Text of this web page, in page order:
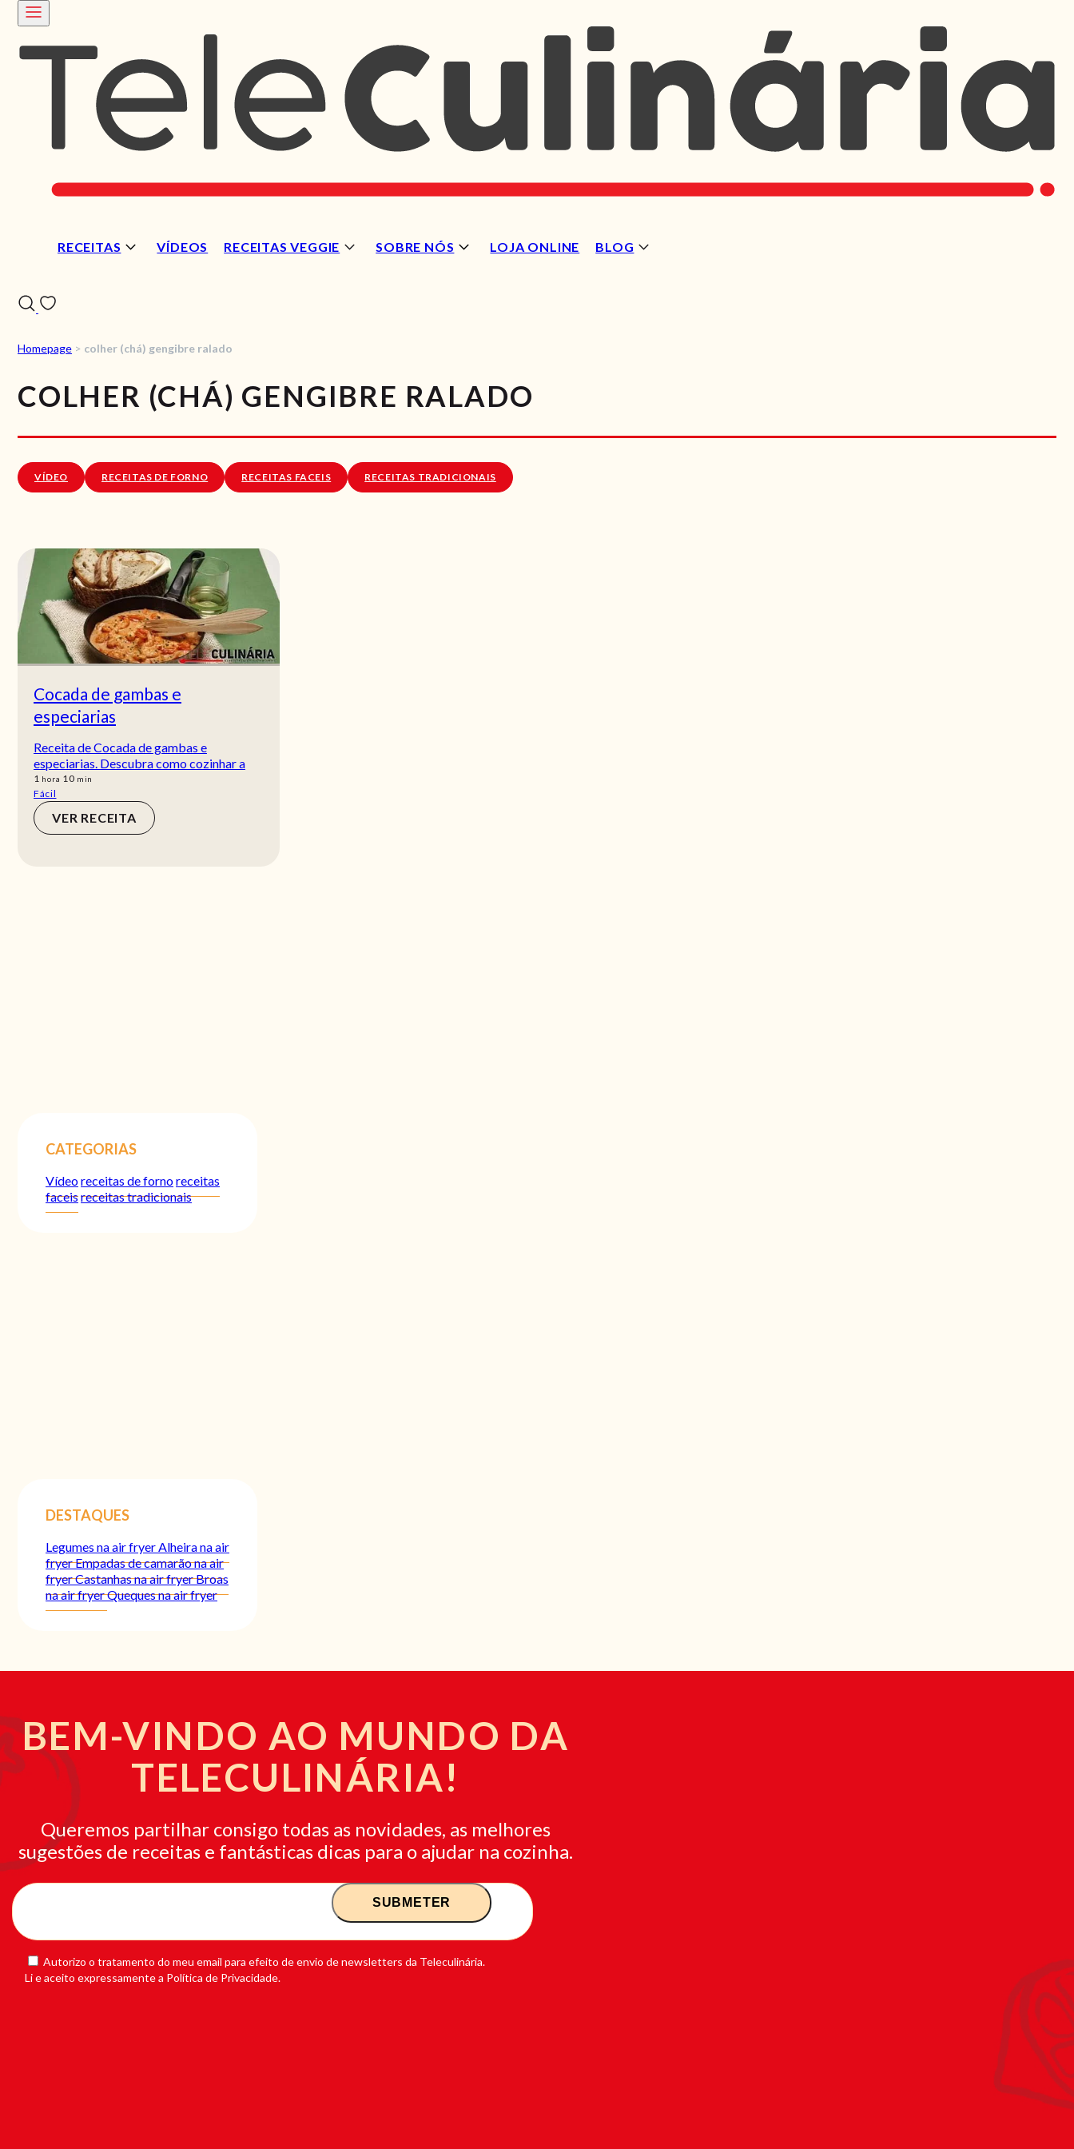
RECEITAS VÍDEOS RECEITAS VEGGIE SOBRE NÓS LOJA ONLINE BLOG
VÍDEOS
Homepage > colher (chá) gengibre ralado
COLHER (CHÁ) GENGIBRE RALADO
VÍDEO RECEITAS DE FORNO RECEITAS FACEIS RECEITAS TRADICIONAIS
Cocada de gambas e
especiarias
Receita de Cocada de gambas e
especiarias. Descubra como cozinhar a
1 hora
hora 10min
min
Fácil
VER RECEITA
CATEGORIAS
Vídeoreceitas de fornoreceitas
faceisreceitas tradicionais
DESTAQUES
Legumes na air fryerAlheira na air
fryerEmpadas de camarão na air
fryerCastanhas na air fryerBroas
na air fryerQueques na air fryer
BEM-VINDO AO MUNDO DA
TELECULINÁRIA!
Queremos partilhar consigo todas as novidades, as melhores
sugestões de receitas e fantásticas dicas para o ajudar na cozinha.
Autorizo o tratamento do meu email para efeito de envio de newsletters da Teleculinária.
Li e aceito expressamente a Política de Privacidade.